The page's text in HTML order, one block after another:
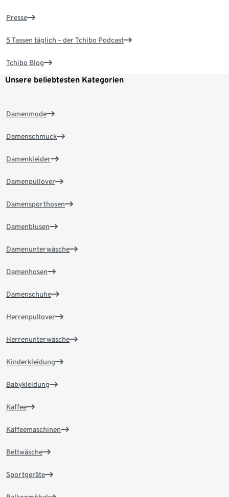
Presse
5 Tassen täglich – der Tchibo Podcast
Tchibo Blog
Unsere beliebtesten Kategorien
Damenmode
Damenschmuck
Damenkleider
Damenpullover
Damensporthosen
Damenblusen
Damenunterwäsche
Damenhosen
Damenschuhe
Herrenpullover
Herrenunterwäsche
Kinderkleidung
Babykleidung
Kaffee
Kaffeemaschinen
Bettwäsche
Sportgeräte